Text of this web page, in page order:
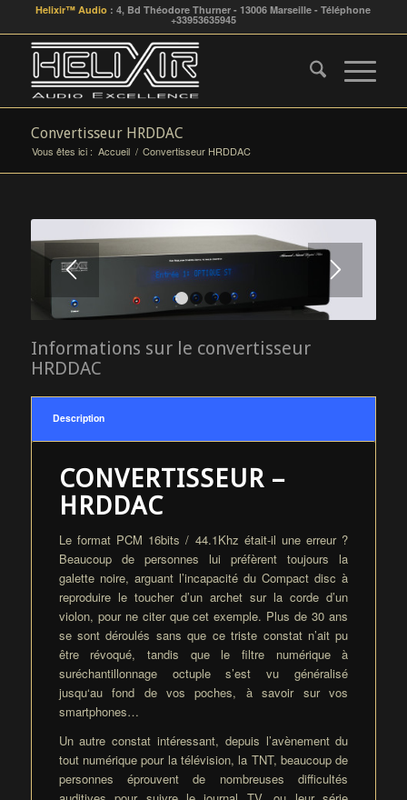
Helixir™ Audio : 4, Bd Théodore Thurner - 13006 Marseille - Téléphone
+33953635945
Convertisseur HRDDAC
Vous êtes ici : Accueil / Convertisseur HRDDAC
2 3 4
Informations sur le convertisseur
HRDDAC
Description
CONVERTISSEUR –
HRDDAC
Le format PCM 16bits / 44.1Khz était-il une erreur ?
Beaucoup de personnes lui préfèrent toujours la
galette noire, arguant l’incapacité du Compact disc à
reproduire le toucher d’un archet sur la corde d’un
violon, pour ne citer que cet exemple. Plus de 30 ans
se sont déroulés sans que ce triste constat n’ait pu
être révoqué, tandis que le filtre numérique à
suréchantillonnage octuple s’est vu généralisé
jusqu‘au fond de vos poches, à savoir sur vos
smartphones…
Un autre constat intéressant, depuis l’avènement du
tout numérique pour la télévision, la TNT, beaucoup de
personnes éprouvent de nombreuses difficultés